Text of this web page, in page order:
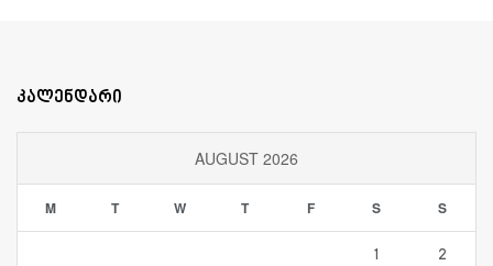
კალენდარი
AUGUST 2026
M T W T F S S
1 2